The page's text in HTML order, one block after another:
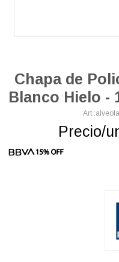
Chapa de
Blanco Hielo -
Precio/